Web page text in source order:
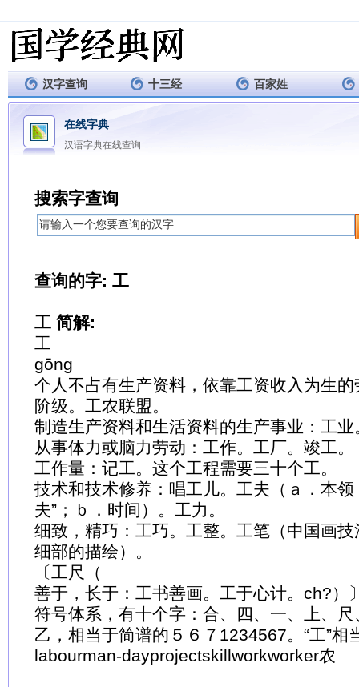
汉字查询 十三经 百家姓
在线字典
汉语字典在线查询
搜索字查询
查询的字: 工
工 简解:
工
gōng
个人不占有生产资料，依靠工资收入为生
阶级。工农联盟。
制造生产资料和生活资料的生产事业：工
从事体力或脑力劳动：工作。工厂。竣工。
工作量：记工。这个工程需要三十个工。
技术和技术修养：唱工儿。工夫（ａ．本领
夫”；ｂ．时间）。工力。
细致，精巧：工巧。工整。工笔（中国画
细部的描绘）。
〔工尺（
善于，长于：工书善画。工于心计。ch?）
符号体系，有十个字：合、四、一、上、
乙，相当于简谱的５６７1234567。“工”相
labourman-dayprojectskillworkworker农